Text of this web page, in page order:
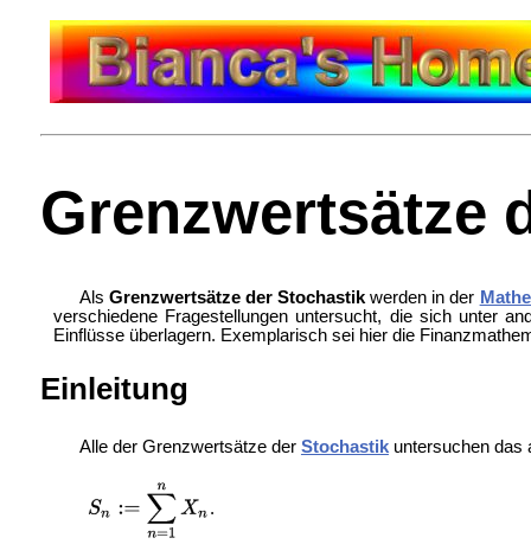
Grenzwertsätze
AlsGrenzwertsätze der Stochastik werden in der
verschiedene Fragestellungen untersucht, die sich unter
Einflüsse überlagern. Exemplarisch sei hier die
Einleitung
Alle der Grenzwertsätze der Stochastikuntersuchen das
.